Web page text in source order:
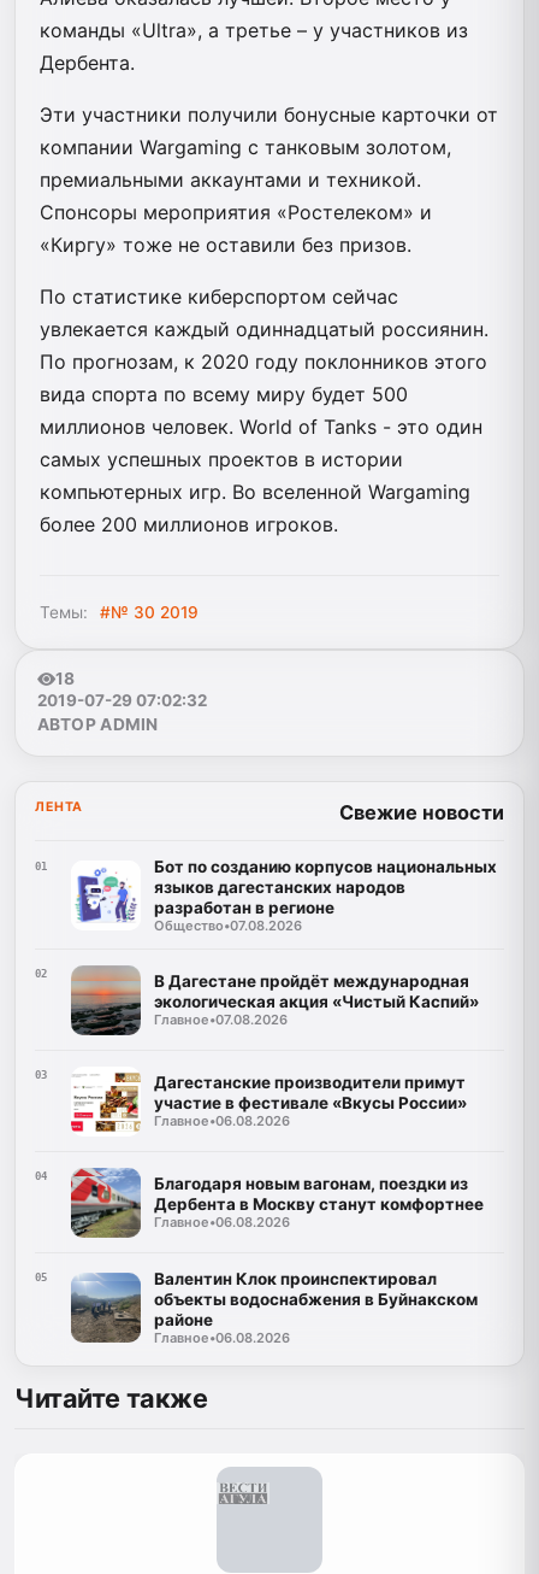
команды «Ultra», а третье – у участников из
Дербента.
Эти участники получили бонусные карточки от
компании Wargaming с танковым золотом,
премиальными аккаунтами и техникой.
Спонсоры мероприятия «Ростелеком» и
«Киргу» тоже не оставили без призов.
По статистике киберспортом сейчас
увлекается каждый одиннадцатый россиянин.
По прогнозам, к 2020 году поклонников этого
вида спорта по всему миру будет 500
миллионов человек. World of Tanks - это один
самых успешных проектов в истории
компьютерных игр. Во вселенной Wargaming
более 200 миллионов игроков.
Темы: #№ 30 2019
18
2019-07-29 07:02:32
АВТОР ADMIN
ЛЕНТА Свежие новости
01
Бот по созданию корпусов национальных
языков дагестанских народов
разработан в регионе
Общество•07.08.2026
02
В Дагестане пройдёт международная
экологическая акция «Чистый Каспий»
Главное•07.08.2026
03
Дагестанские производители примут
участие в фестивале «Вкусы России»
Главное•06.08.2026
04
Благодаря новым вагонам, поездки из
Дербента в Москву станут комфортнее
Главное•06.08.2026
05
Валентин Клок проинспектировал
объекты водоснабжения в Буйнакском
районе
Главное•06.08.2026
Читайте также